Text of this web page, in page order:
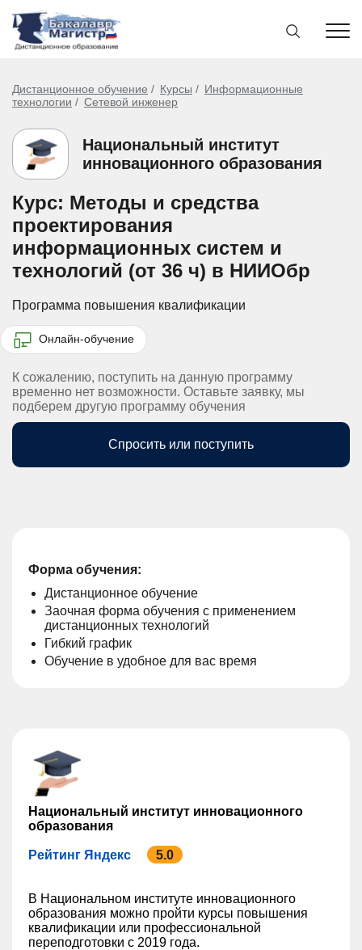
Дистанционное обучение Курсы
Информационные
технологии
Сетевой инженер
Национальный институт
инновационного образования
Курс: Методы и средства
проектирования
информационных систем и
технологий (от 36 ч) в НИИОбр
Программа повышения квалификации
Онлайн-обучение
К сожалению, поступить на данную программу
временно нет возможности. Оставьте заявку, мы
подберем другую программу обучения
Спросить или поступить
Форма обучения:
Дистанционное обучение
Заочная форма обучения с применением
дистанционных технологий
Гибкий график
Обучение в удобное для вас время
Национальный институт инновационного
образования
Рейтинг Яндекс 5.0
В Национальном институте инновационного
образования можно пройти курсы повышения
квалификации или профессиональной
переподготовки с 2019 года.